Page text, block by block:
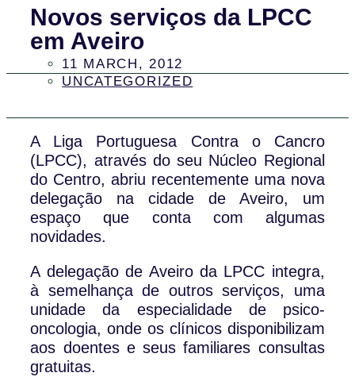
Novos serviços da LPCC
em Aveiro
11 MARCH, 2012
UNCATEGORIZED
A Liga Portuguesa Contra o Cancro
(LPCC), através do seu Núcleo Regional
do Centro, abriu recentemente uma nova
delegação na cidade de Aveiro, um
espaço que conta com algumas
novidades.
A delegação de Aveiro da LPCC integra,
à semelhança de outros serviços, uma
unidade da especialidade de psico-
oncologia, onde os clínicos disponibilizam
aos doentes e seus familiares consultas
gratuitas.